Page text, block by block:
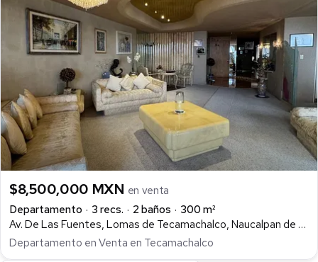
$8,500,000 MXN en venta
Departamento
3 recs. 2 baños
300 m²
Av. De Las Fuentes, Lomas de Tecamachalco, Naucalpan de Juárez
Departamento en Venta en Tecamachalco